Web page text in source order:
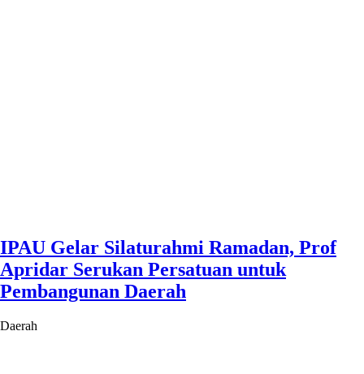
IPAU Gelar Silaturahmi Ramadan, Prof
Apridar Serukan Persatuan untuk
Pembangunan Daerah
Daerah